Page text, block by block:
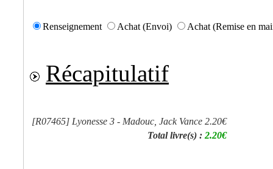
Renseignement Achat (Envoi) Achat (Remise en
Récapitulatif
[R07465] Lyonesse 3 - Madouc, Jack Vance 2.20€
Total livre(s) : 2.20€